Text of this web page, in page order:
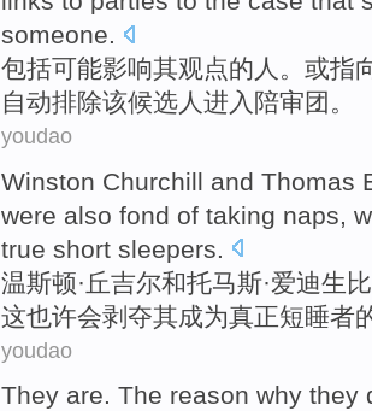
someone.
包括可能影响其观点的 人 。 或指
自动排除该候选人进入陪审团。
youdao
Winston Churchill and Thomas
were also fond of taking naps
true short sleepers
温斯顿· 丘吉尔和托马斯·爱迪生
这也许会剥夺其成为真正短睡者
youdao
They are. The reason why they